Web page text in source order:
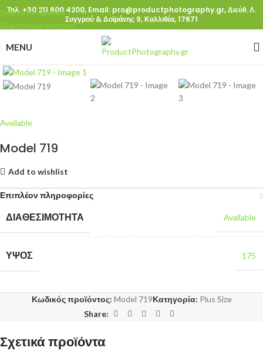
Skip to navigation
Skip to main content
Τηλ. +30 211 800 4200, Email: pro@productphotography.gr,Διεύθ. Λ.
Συγγρού & Δοϊράνης 9, Καλλιθέα, 17671
MENU
Available
Model 719
Add to wishlist
Επιπλέον πληροφορίες
ΔΙΑΘΕΣΙΜΌΤΗΤΑ Available
ΎΨΟΣ 175
Κωδικός προϊόντος: Model 719Κατηγορία: Plus Size
Share:
Σχετικά προϊόντα